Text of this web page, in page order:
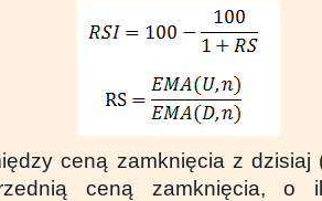
ceną zamknięcia z dzisiaj
ceną zamknięcia, o